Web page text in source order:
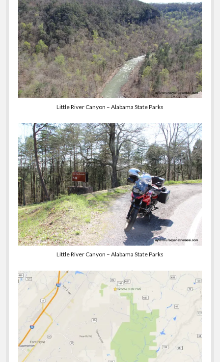
Little River Canyon – Alabama State Parks
Little River Canyon – Alabama State Parks